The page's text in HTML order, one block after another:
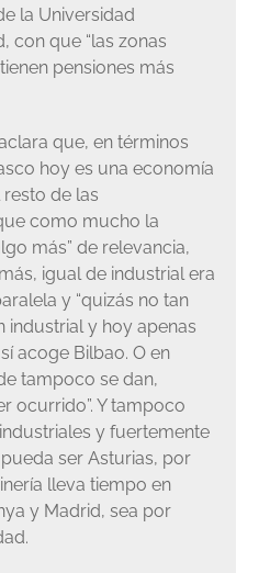
la Universidad
con que “las zonas
pensiones más
que, en términos
hoy es una economía
de las
como mucho la
más” de relevancia,
igual de industrial era
y “quizás no tan
industrial y hoy apenas
acoge Bilbao. O en
tampoco se dan,
ocurrido”. Y tampoco
y fuertemente
ser Asturias, por
lleva tiempo en
y Madrid, sea por